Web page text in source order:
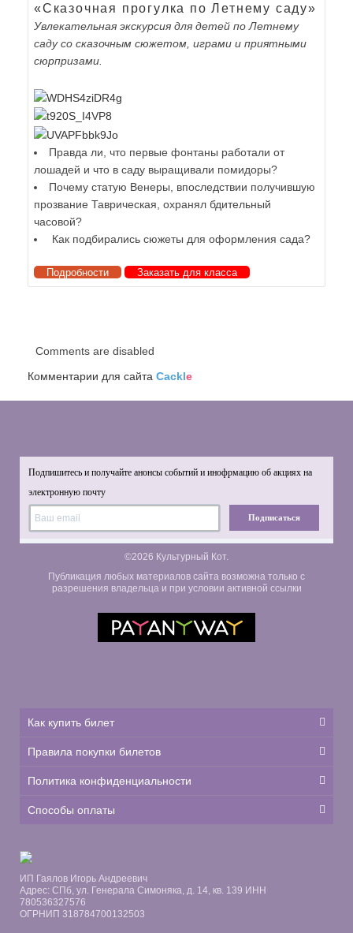
«Сказочная прогулка по Летнему саду»
Увлекательная экскурсия для детей по Летнему
саду со сказочным сюжетом, играми и приятными
сюрпризами.
Правда ли, что первые фонтаны работали от
лошадей и что в саду выращивали помидоры?
Почему статую Венеры, впоследствии получившую
прозвание Таврическая, охранял бдительный
часовой?
Как подбирались сюжеты для оформления сада?
Подробности Заказать для класса
Comments are disabled
Комментарии для сайта Cackle
Подпишитесь и получайте анонсы событий и инофрмацию об акциях на
электронную почту
Подписаться
©2026 Культурный Кот.
Публикация любых материалов сайта возможна только с
разрешения владельца и при условии активной ссылки
Как купить билет
Правила покупки билетов
Политика конфиденциальности
Способы оплаты
ИП Гаялов Игорь Андреевич
Адрес: СПб, ул. Генерала Симоняка, д. 14, кв. 139 ИНН
780536327576
ОГРНИП 318784700132503